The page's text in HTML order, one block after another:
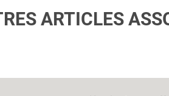
ARTICLES